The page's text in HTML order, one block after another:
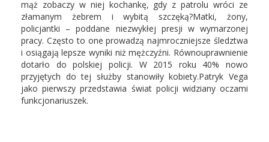
mąż zobaczy w niej kochankę, gdy z patrolu wróci ze
złamanym żebrem i wybitą szczęką?Matki, żony,
policjantki – poddane niezwykłej presji w wymarzonej
pracy. Często to one prowadzą najmroczniejsze śledztwa
i osiągają lepsze wyniki niż mężczyźni. Równouprawnienie
dotarło do polskiej policji. W 2015 roku 40% nowo
przyjętych do tej służby stanowiły kobiety.Patryk Vega
jako pierwszy przedstawia świat policji widziany oczami
funkcjonariuszek.